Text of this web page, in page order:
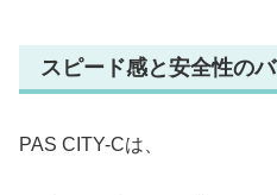
スピード感と安全性の
PAS CITY-Cは、